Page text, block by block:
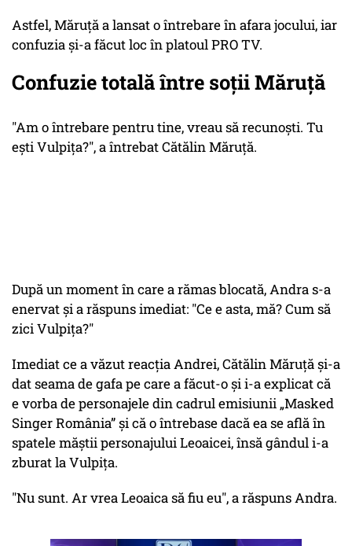
Astfel, Măruță a lansat o întrebare în afara jocului, iar
confuzia și-a făcut loc în platoul PRO TV.
Confuzie totală între soții Măruță
"Am o întrebare pentru tine, vreau să recunoști. Tu
ești Vulpița?", a întrebat Cătălin Măruță.
După un moment în care a rămas blocată, Andra s-a
enervat și a răspuns imediat: "Ce e asta, mă? Cum să
zici Vulpița?"
Imediat ce a văzut reacția Andrei, Cătălin Măruță și-a
dat seama de gafa pe care a făcut-o și i-a explicat că
e vorba de personajele din cadrul emisiunii „Masked
Singer România” și că o întrebase dacă ea se află în
spatele măștii personajului Leoaicei, însă gândul i-a
zburat la Vulpița.
"Nu sunt. Ar vrea Leoaica să fiu eu", a răspuns Andra.